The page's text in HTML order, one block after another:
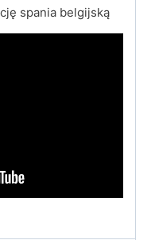
spania belgijską